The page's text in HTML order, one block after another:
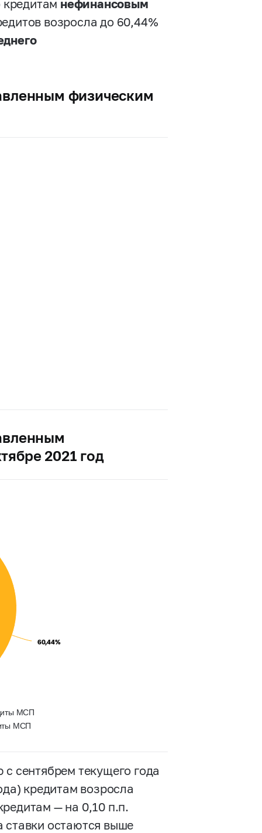
кредитам нефинансовым
возросла до 60,44%
физическим
2021 год
60,44%
60,44%
МСП
МСП
сентябрем текущего года
кредитам возросла
— на 0,10 п.п.
ставки остаются выше